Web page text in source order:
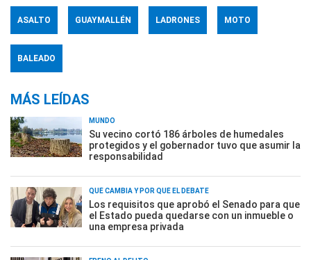
ASALTO GUAYMALLÉN LADRONES MOTO
BALEADO
MÁS LEÍDAS
MUNDO
Su vecino cortó 186 árboles de humedales
protegidos y el gobernador tuvo que asumir la
responsabilidad
QUÉ CAMBIA Y POR QUÉ EL DEBATE
Los requisitos que aprobó el Senado para que
el Estado pueda quedarse con un inmueble o
una empresa privada